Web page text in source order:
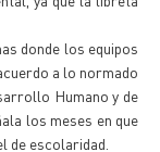
donde los equipos
a lo normado
Humano y de
los meses en que
de escolaridad.